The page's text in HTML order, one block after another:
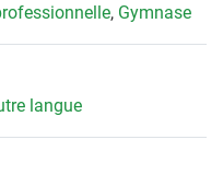
, Gymnase
langue